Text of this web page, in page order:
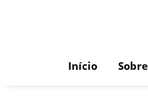
Início